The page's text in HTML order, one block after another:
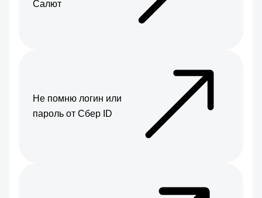
Салют
Не помню логин или
пароль от Сбер ID